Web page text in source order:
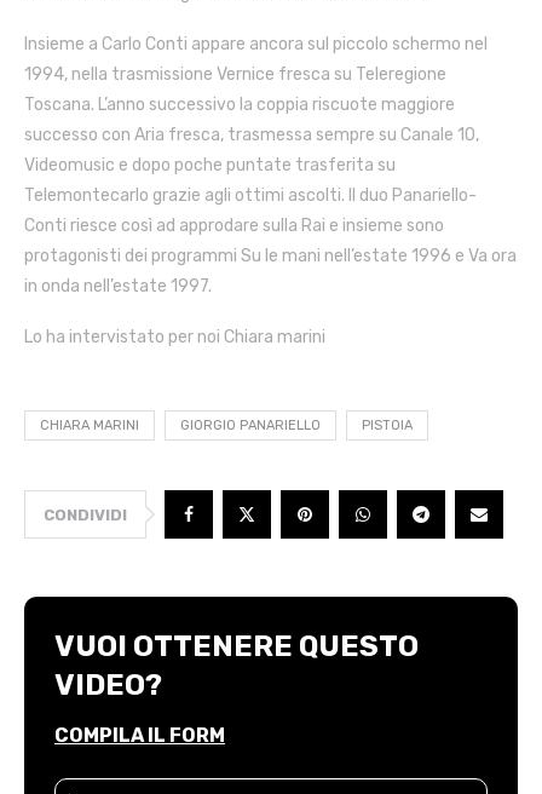
Insieme a Carlo Conti appare ancora sul piccolo schermo nel
1994, nella trasmissione Vernice fresca su Teleregione
Toscana. L’anno successivo la coppia riscuote maggiore
successo con Aria fresca, trasmessa sempre su Canale 10,
Videomusic e dopo poche puntate trasferita su
Telemontecarlo grazie agli ottimi ascolti. Il duo Panariello-
Conti riesce così ad approdare sulla Rai e insieme sono
protagonisti dei programmi Su le mani nell’estate 1996 e Va ora
in onda nell’estate 1997.
Lo ha intervistato per noi Chiara marini
CHIARA MARINI GIORGIO PANARIELLO PISTOIA
CONDIVIDI
VUOI OTTENERE QUESTO
VIDEO?
COMPILA IL FORM